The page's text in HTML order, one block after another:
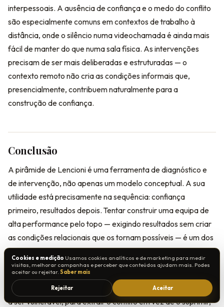
interpessoais. A ausência de confiança e o medo do conflito
são especialmente comuns em contextos de trabalho à
distância, onde o silêncio numa videochamada é ainda mais
fácil de manter do que numa sala física. As intervenções
precisam de ser mais deliberadas e estruturadas — o
contexto remoto não cria as condições informais que,
presencialmente, contribuem naturalmente para a
construção de confiança.
Conclusão
A pirâmide de Lencioni é uma ferramenta de diagnóstico e
de intervenção, não apenas um modelo conceptual. A sua
utilidade está precisamente na sequência: confiança
primeiro, resultados depois. Tentar construir uma equipa de
alta performance pelo topo — exigindo resultados sem criar
as condições relacionais que os tornam possíveis — é um dos
erros mais comuns e mais custosos na gestão de equipas.
O modelo também deixa claro que a principal variável não é
a equipa — é o líder. A disposição do líder para ser o primeiro
a ser vulnerável, para extrair o conflito em vez de o suprimir,
Cookies e medição Usamos cookies analíticos e de marketing para medir
visitas, melhorar campanhas e perceber que conteúdos ajudam mais. Podes
aceitar ou rejeitar.Saber mais
Rejeitar Aceitar